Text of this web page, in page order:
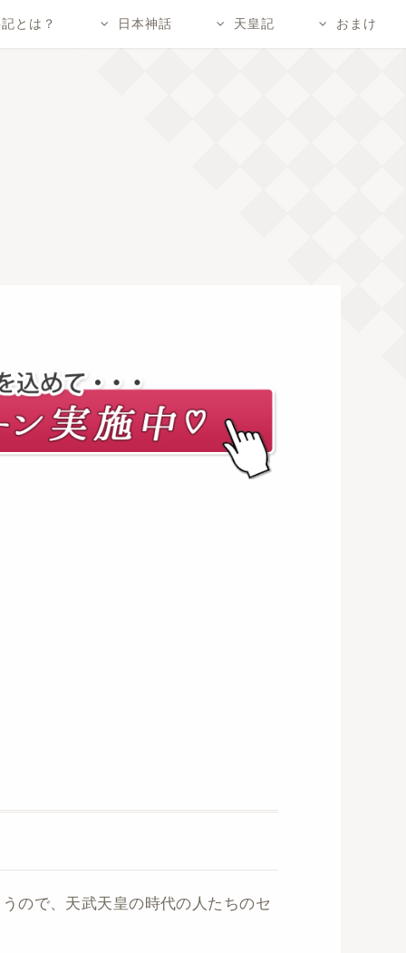
とは？ 日本神話 天皇記 おまけ
ので、天武天皇の時代の人たちのセ